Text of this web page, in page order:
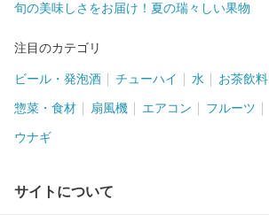
旬の美味しさをお届け！夏の瑞々しい果物
注目のカテゴリ
ビール・発泡酒 チューハイ 水 お茶飲料
惣菜・食材 扇風機 エアコン フルーツ
ウナギ
サイトについて